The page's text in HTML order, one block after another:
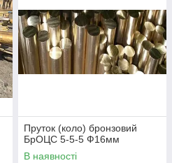
Пруток (коло) бронзовий
БрОЦС 5-5-5 Ф16мм
В наявності